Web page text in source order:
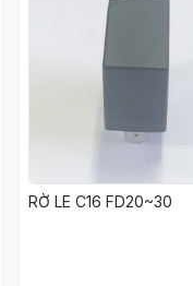
RỜ LE C16 FD20~30